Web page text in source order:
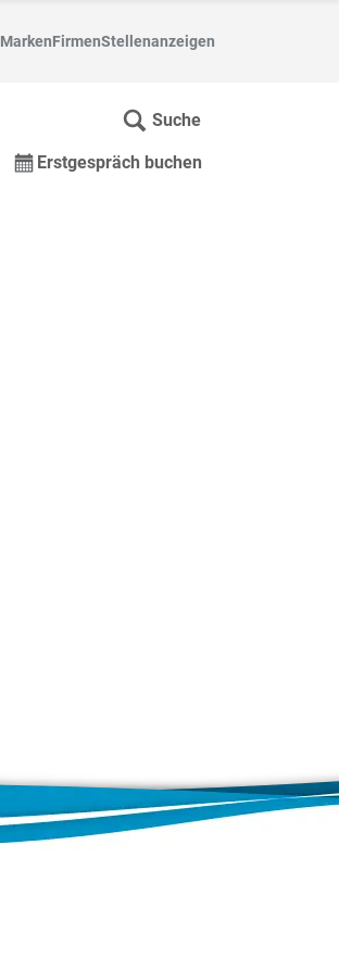
MarkenFirmenStellenanzeigen
Erstgespräch buchen
Suche